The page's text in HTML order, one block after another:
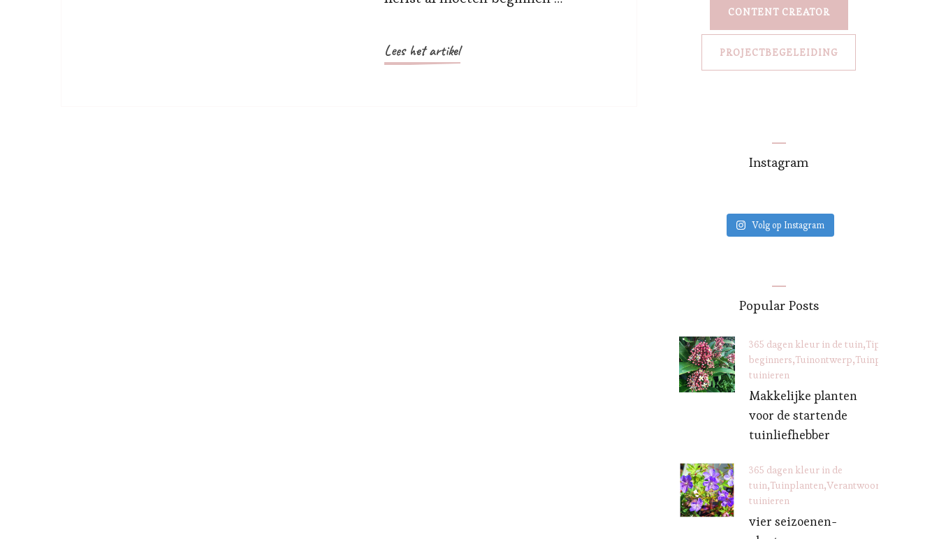
Lees het artikel
CONTENT CREATOR
PROJECTBEGELEIDING
Instagram
Volg op Instagram
Popular Posts
365 dagen kleur in de tuin Tips voor
beginners Tuinontwerp Tuinplanten
tuinieren
Makkelijke planten
voor de startende
tuinliefhebber
365 dagen kleur in de
tuin Tuinplanten Verantwoord
tuinieren
vier seizoenen-